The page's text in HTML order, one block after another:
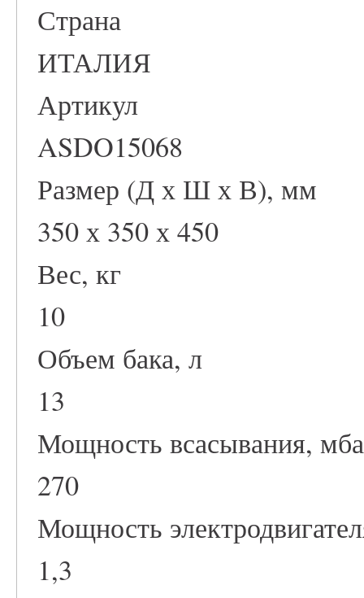
Страна
ИТАЛИЯ
Артикул
ASDO15068
Размер (Д х Ш х В), мм
350 х 350 х 450
Вес, кг
10
Объем бака, л
13
Мощность всасывания,
270
Мощность
1,3